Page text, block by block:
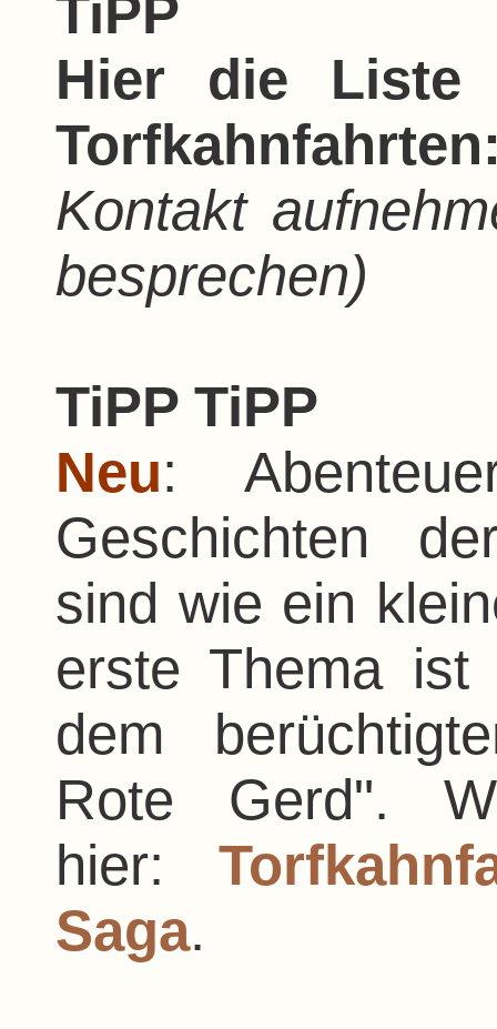
TiPP
Hier die Liste
Kontakt
besprechen)
TiPP TiPP
Neu:
Geschichten
sind wie ein
erste Thema ist
dem
Rote Gerd".
hier:
Saga.